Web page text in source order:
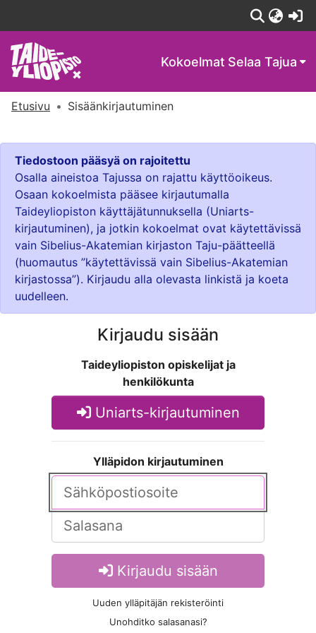
Kokoelmat Selaa Tajua
Etusivu Sisäänkirjautuminen
Tiedostoon pääsyä on rajoitettu
Osalla aineistoa Tajussa on rajattu käyttöoikeus.
Osaan kokoelmista pääsee kirjautumalla
Taideyliopiston käyttäjätunnuksella (Uniarts-
kirjautuminen), ja jotkin kokoelmat ovat käytettävissä
vain Sibelius-Akatemian kirjaston Taju-päätteellä
(huomautus ”käytettävissä vain Sibelius-Akatemian
kirjastossa”). Kirjaudu alla olevasta linkistä ja koeta
uudelleen.
Kirjaudu sisään
Taideyliopiston opiskelijat ja
henkilökunta
Uniarts-kirjautuminen
Ylläpidon kirjautuminen
Kirjaudu sisään
Uuden ylläpitäjän rekisteröinti
Unohditko salasanasi?